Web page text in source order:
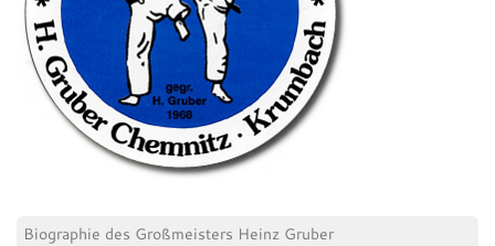
Biographie des Großmeisters Heinz Gruber